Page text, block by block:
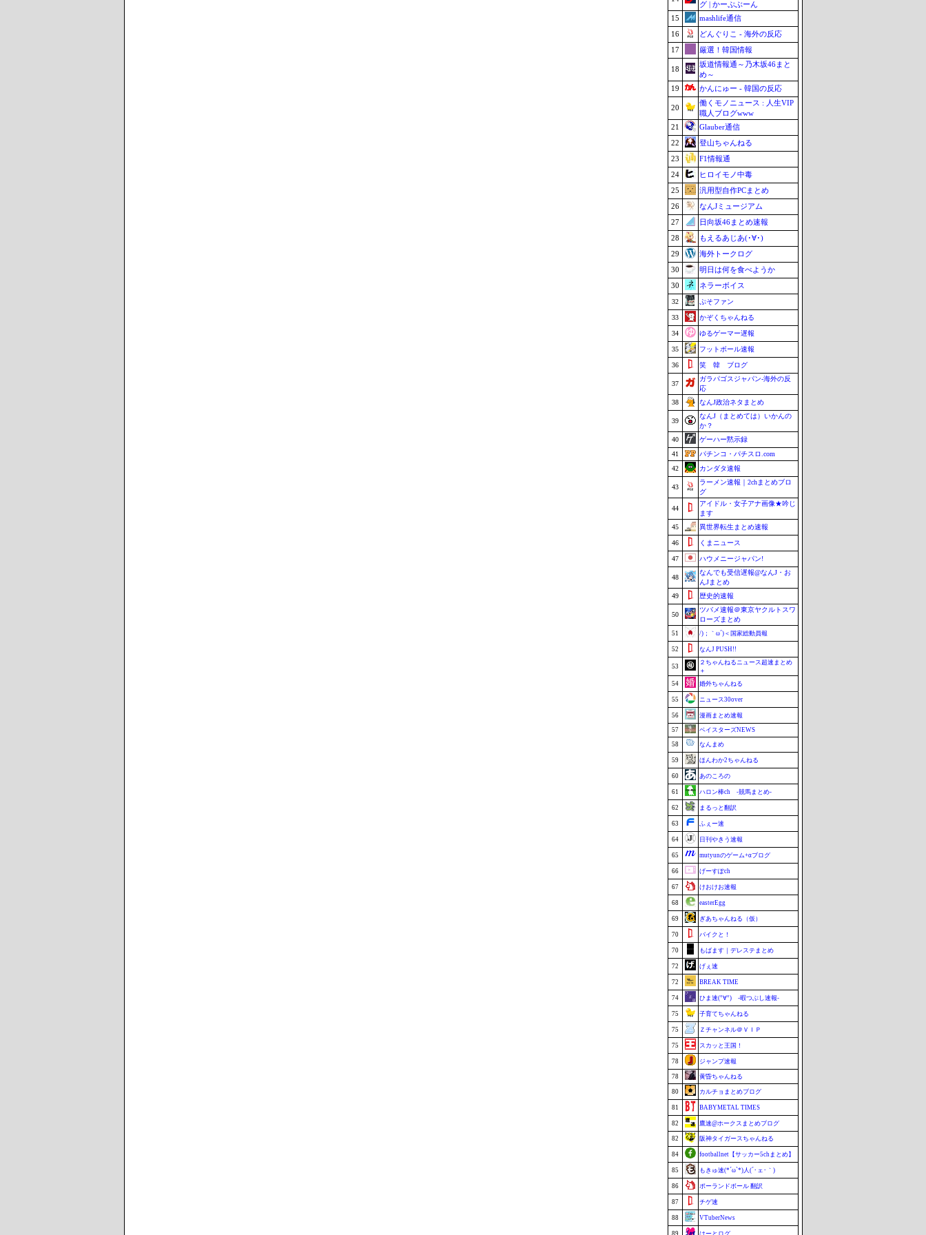
グ | かーぷぶーん
15
mashlife通信
16
どんぐりこ - 海外の反応
17
厳選！韓国情報
18
坂道情報通～乃木坂46まと
め～
19
かんにゅー - 韓国の反応
20
働くモノニュース : 人生VIP
職人ブログwww
21
Glauber通信
22
登山ちゃんねる
23
F1情報通
24
ヒロイモノ中毒
25
汎用型自作PCまとめ
26
なんJミュージアム
27
日向坂46まとめ速報
28
もえるあじあ(･∀･)
29
海外トークログ
30
明日は何を食べようか
30
ネラーボイス
32 ぷそファン
33 かぞくちゃんねる
34 ゆるゲーマー遅報
35 フットボール速報
36 笑 韓 ブログ
37
ガラパゴスジャパン-海外の反
応
38
なんJ政治ネタまとめ
39
なんJ（まとめては）いかんの
か？
40
ゲーハー黙示録
41
パチンコ・パチスロ.com
42
カンダタ速報
43
ラーメン速報｜2chまとめブロ
グ
44
アイドル・女子アナ画像★吟じ
ます
45
異世界転生まとめ速報
46 くまニュース
47 ハウメニージャパン!
48
なんでも受信遅報@なんJ・お
んJまとめ
49
歴史的速報
50
ツバメ速報＠東京ヤクルトスワ
ローズまとめ
51 /)；｀ω´)＜国家総動員報
52 なんJ PUSH!!
53
２ちゃんねるニュース超速まとめ
＋
54
婚外ちゃんねる
55 ニュース30over
56 漫画まとめ速報
57 ベイスターズNEWS
58 なんまめ
59 ほんわか2ちゃんねる
60 あのころの
61 ハロン棒ch -競馬まとめ-
62 まるっと翻訳
63 ふぇー速
64 日刊やきう速報
65 mutyunのゲーム+αブログ
66 げーすぽch
67 けおけお速報
68 easterEgg
69 ぎあちゃんねる（仮）
70 バイクと！
70 もばます｜デレステまとめ
72 げぇ速
72 BREAK TIME
74 ひま速(°∀°) -暇つぶし速報-
75 子育てちゃんねる
75 Ｚチャンネル＠ＶＩＰ
75 スカッと王国！
78 ジャンプ速報
78 黄昏ちゃんねる
80 カルチョまとめブログ
81 BABYMETAL TIMES
82 鷹速@ホークスまとめブログ
82 阪神タイガースちゃんねる
84 footballnet【サッカー5chまとめ】
85 もきゅ速(*´ω`*)人(´･ェ･｀)
86 ポーランドボール 翻訳
87 チゲ速
88 VTuberNews
89 はーとログ